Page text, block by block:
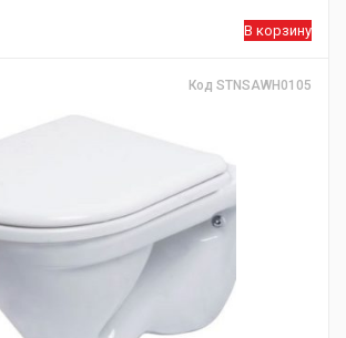
В корзину
Код STNSAWH0105